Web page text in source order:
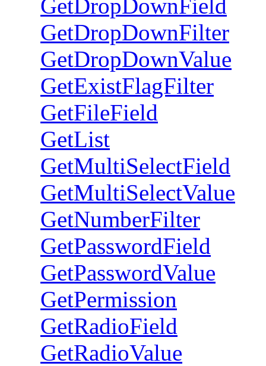
GetDropDownField
GetDropDownFilter
GetDropDownValue
GetExistFlagFilter
GetFileField
GetList
GetMultiSelectField
GetMultiSelectValue
GetNumberFilter
GetPasswordField
GetPasswordValue
GetPermission
GetRadioField
GetRadioValue